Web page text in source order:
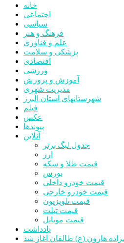
خانه
اجتماعی
سیاسی
فرهنگ و هنر
علم و فناوری
پزشکی و سلامت
اقتصادی
ورزشی
آموزش و پرورش
مدیریت شهری
شهرستانهای استان البرز
فیلم
عکس
پیوندها
آنلاین
جدول لیگ برتر
ارز
قیمت طلا و سکه
بورس
قیمت خودرو داخلی
قیمت خودرو خارجی
قیمت تلویزیون
قیمت تبلت
قیمت موبایل
یادداشت
هارون (ع) طالقان آغاز شد